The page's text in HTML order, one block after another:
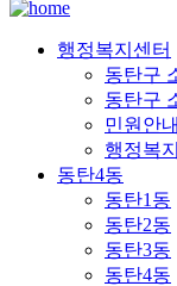
행정복지센터
동탄구
동탄구
민원안내
행정복
동탄4동
동탄1동
동탄2동
동탄3동
동탄4동